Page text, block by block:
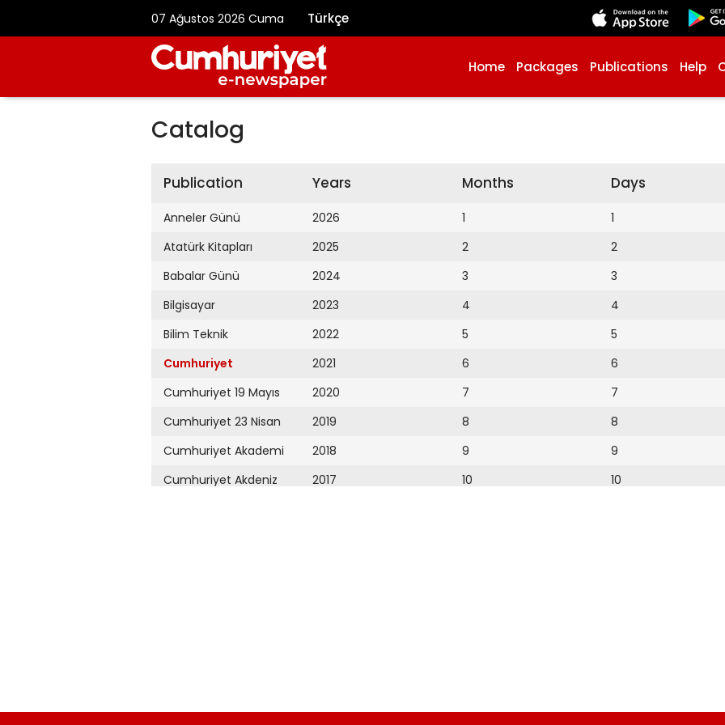
07 Ağustos 2026 Cuma Türkçe
Home Packages Publications Help
Catalog
Publication
Anneler Günü
Atatürk Kitapları
Babalar Günü
Bilgisayar
Bilim Teknik
Cumhuriyet
Cumhuriyet 19 Mayıs
Cumhuriyet 23 Nisan
Cumhuriyet Akademi
Cumhuriyet Akdeniz
Cumhuriyet Çevre
Years
2026
2025
2024
2023
2022
2021
2020
2019
2018
2017
2009
Months
1
2
3
4
5
6
7
8
9
10
Days
1
2
3
4
5
6
7
8
9
10
18